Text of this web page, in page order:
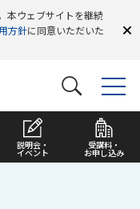
本ウェブサイトを継続
方針に同意いただいた
説明会・
イベント
受講料・
お申し込み